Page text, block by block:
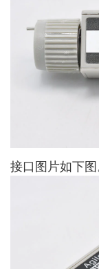
接口图片如下图